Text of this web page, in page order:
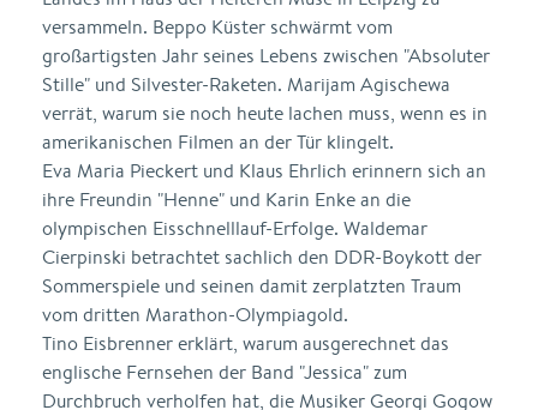
versammeln. Beppo Küster schwärmt vom
großartigsten Jahr seines Lebens zwischen "Absoluter
Stille" und Silvester-Raketen. Marijam Agischewa
verrät, warum sie noch heute lachen muss, wenn es in
amerikanischen Filmen an der Tür klingelt.
Eva Maria Pieckert und Klaus Ehrlich erinnern sich an
ihre Freundin "Henne" und Karin Enke an die
olympischen Eisschnelllauf-Erfolge. Waldemar
Cierpinski betrachtet sachlich den DDR-Boykott der
Sommerspiele und seinen damit zerplatzten Traum
vom dritten Marathon-Olympiagold.
Tino Eisbrenner erklärt, warum ausgerechnet das
englische Fernsehen der Band "Jessica" zum
Durchbruch verholfen hat, die Musiker Georgi Gogow